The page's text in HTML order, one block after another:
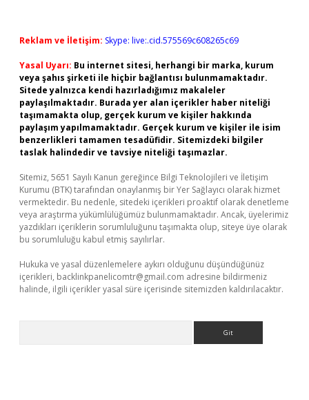
Reklam ve İletişim: Skype: live:.cid.575569c608265c69
Yasal Uyarı: Bu internet sitesi, herhangi bir marka, kurum
veya şahıs şirketi ile hiçbir bağlantısı bulunmamaktadır.
Sitede yalnızca kendi hazırladığımız makaleler
paylaşılmaktadır. Burada yer alan içerikler haber niteliği
taşımamakta olup, gerçek kurum ve kişiler hakkında
paylaşım yapılmamaktadır. Gerçek kurum ve kişiler ile isim
benzerlikleri tamamen tesadüfidir. Sitemizdeki bilgiler
taslak halindedir ve tavsiye niteliği taşımazlar.
Sitemiz, 5651 Sayılı Kanun gereğince Bilgi Teknolojileri ve İletişim
Kurumu (BTK) tarafından onaylanmış bir Yer Sağlayıcı olarak hizmet
vermektedir. Bu nedenle, sitedeki içerikleri proaktif olarak denetleme
veya araştırma yükümlülüğümüz bulunmamaktadır. Ancak, üyelerimiz
yazdıkları içeriklerin sorumluluğunu taşımakta olup, siteye üye olarak
bu sorumluluğu kabul etmiş sayılırlar.
Hukuka ve yasal düzenlemelere aykırı olduğunu düşündüğünüz
içerikleri, backlinkpanelicomtr@gmail.com adresine bildirmeniz
halinde, ilgili içerikler yasal süre içerisinde sitemizden kaldırılacaktır.